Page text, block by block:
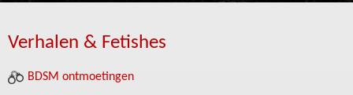
Verhalen & Fetishes
BDSM ontmoetingen